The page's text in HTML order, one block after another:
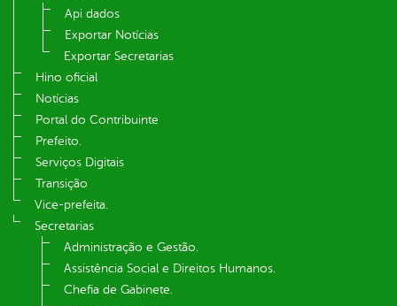
Api dados
Exportar Notícias
Exportar Secretarias
Hino oficial
Notícias
Portal do Contribuinte
Prefeito.
Serviços Digitais
Transição
Vice-prefeita.
Secretarias
Administração e Gestão.
Assistência Social e Direitos Humanos.
Chefia de Gabinete.